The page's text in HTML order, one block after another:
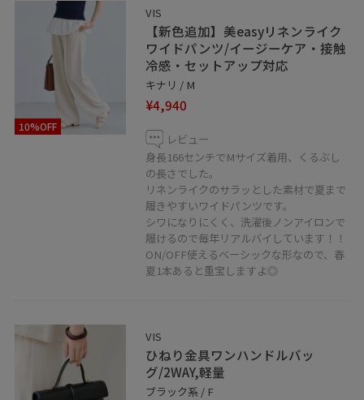
10%OFF
VIS
【新色追加】美easyリネンライク
ワイドパンツ/イージーケア・接触
冷感・セットアップ対応
キナリ / M
¥4,940
レビュー
身長166センチでMサイズ着用、くるぶし
の長さでした。
リネンライクのサラッとした素材で夏まで
履きやすいワイドパンツです。
シワになりにくく、洗濯後ノンアイロンで
履けるので毎年リアルバイしています！！
ON/OFF使えるベーシックな形なので、春
夏1本あると重宝しますよ◎
VIS
ひねり金具ワンハンドルバッ
グ/2WAY,軽量
ブラック系 / F